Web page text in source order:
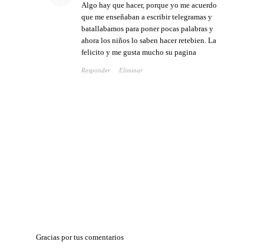
Algo hay que hacer, porque yo me acuerdo
que me enseñaban a escribir telegramas y
batallabamos para poner pocas palabras y
ahora los niños lo saben hacer retebien. La
felicito y me gusta mucho su pagina
Responder Eliminar
Gracias por tus comentarios